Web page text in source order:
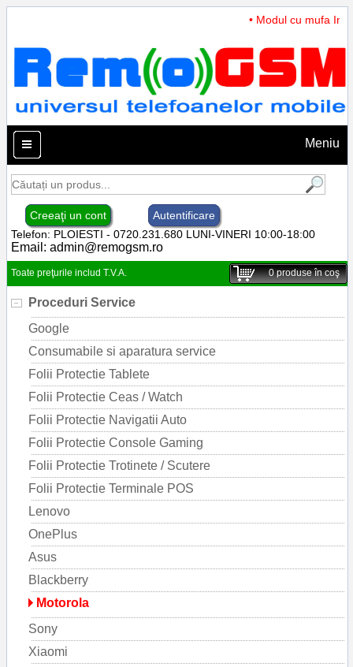
• Modul cu mufa
Meniu
Creeaţi un cont
Autentificare
Telefon: PLOIESTI - 0720.231.680 LUNI-VINERI 10:00-18:00
Email: admin@remogsm.ro
Toate preţurile includ T.V.A. 0produse în coş
Proceduri Service
Google
Consumabile si aparatura service
Folii Protectie Tablete
Folii Protectie Ceas / Watch
Folii Protectie Navigatii Auto
Folii Protectie Console Gaming
Folii Protectie Trotinete / Scutere
Folii Protectie Terminale POS
Lenovo
OnePlus
Asus
Blackberry
Motorola
Sony
Xiaomi